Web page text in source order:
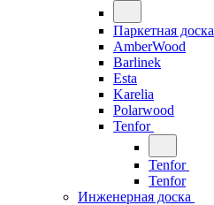
Паркетная доска
AmberWood
Barlinek
Esta
Karelia
Polarwood
Tenfor
Tenfor
Tenfor
Инженерная доска